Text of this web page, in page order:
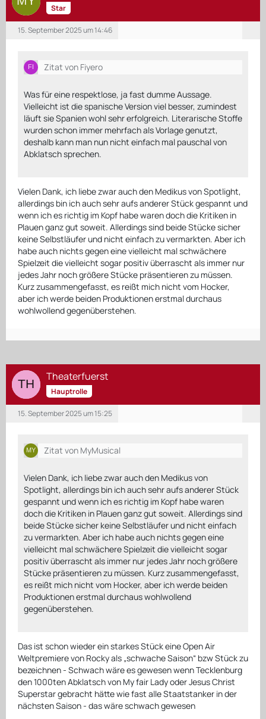
Star
15. September 2025 um 14:46
Zitat von Fiyero
Was für eine respektlose, ja fast dumme Aussage.
Vielleicht ist die spanische Version viel besser, zumindest
läuft sie Spanien wohl sehr erfolgreich. Literarische Stoffe
wurden schon immer mehrfach als Vorlage genutzt,
deshalb kann man nun nicht einfach mal pauschal von
Abklatsch sprechen.
Vielen Dank, ich liebe zwar auch den Medikus von Spotlight,
allerdings bin ich auch sehr aufs anderer Stück gespannt und
wenn ich es richtig im Kopf habe waren doch die Kritiken in
Plauen ganz gut soweit. Allerdings sind beide Stücke sicher
keine Selbstläufer und nicht einfach zu vermarkten. Aber ich
habe auch nichts gegen eine vielleicht mal schwächere
Spielzeit die vielleicht sogar positiv überrascht als immer nur
jedes Jahr noch größere Stücke präsentieren zu müssen.
Kurz zusammengefasst, es reißt mich nicht vom Hocker,
aber ich werde beiden Produktionen erstmal durchaus
wohlwollend gegenüberstehen.
Theaterfuerst
Hauptrolle
15. September 2025 um 15:25
Zitat von MyMusical
Vielen Dank, ich liebe zwar auch den Medikus von
Spotlight, allerdings bin ich auch sehr aufs anderer Stück
gespannt und wenn ich es richtig im Kopf habe waren
doch die Kritiken in Plauen ganz gut soweit. Allerdings sind
beide Stücke sicher keine Selbstläufer und nicht einfach
zu vermarkten. Aber ich habe auch nichts gegen eine
vielleicht mal schwächere Spielzeit die vielleicht sogar
positiv überrascht als immer nur jedes Jahr noch größere
Stücke präsentieren zu müssen. Kurz zusammengefasst,
es reißt mich nicht vom Hocker, aber ich werde beiden
Produktionen erstmal durchaus wohlwollend
gegenüberstehen.
Das ist schon wieder ein starkes Stück eine Open Air
Weltpremiere von Rocky als „schwache Saison“ bzw Stück zu
bezeichnen - Schwach wäre es gewesen wenn Tecklenburg
den 1000ten Abklatsch von My fair Lady oder Jesus Christ
Superstar gebracht hätte wie fast alle Staatstanker in der
nächsten Saison - das wäre schwach gewesen